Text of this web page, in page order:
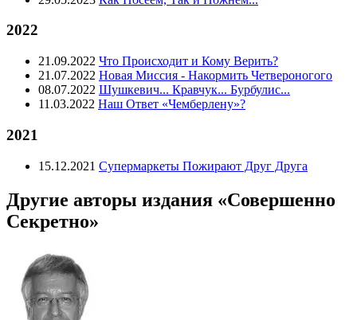
2022
21.09.2022 Что Происходит и Кому Верить?
21.07.2022 Новая Миссия - Накормить Четвероногого
08.07.2022 Шушкевич... Кравчук... Бурбулис...
11.03.2022 Наш Ответ «Чемберлену»?
2021
15.12.2021 Супермаркеты Пожирают Друг Друга
Другие авторы издания «Совершенно
Секретно»